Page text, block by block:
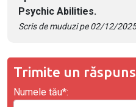
Psychic Abilities.
Scris de muduzi pe 02/12/2025
Trimite un
Numele tău*: